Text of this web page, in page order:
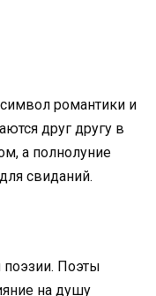
романтики и
друг другу в
а полнолуние
свиданий.
поэзии. Поэты
на душу